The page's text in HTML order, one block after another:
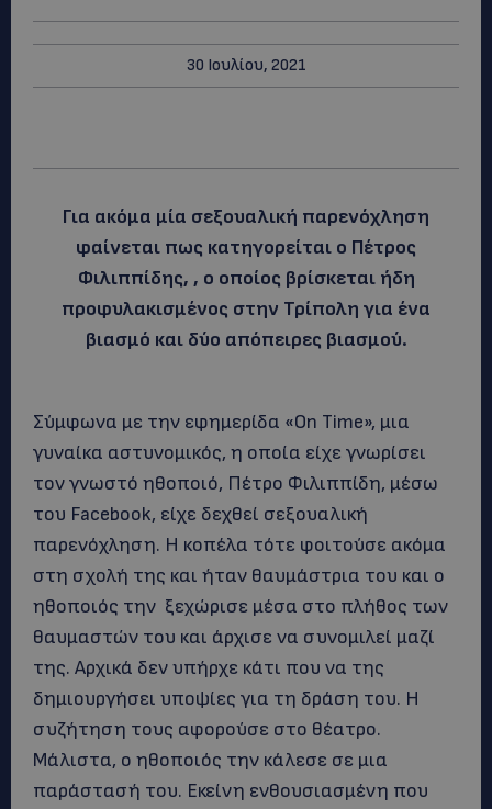
30 Ιουλίου, 2021
Για ακόμα μία σεξουαλική παρενόχληση
φαίνεται πως κατηγορείται ο Πέτρος
Φιλιππίδης, , ο οποίος βρίσκεται ήδη
προφυλακισμένος στην Τρίπολη για ένα
βιασμό και δύο απόπειρες βιασμού.
Σύμφωνα με την εφημερίδα «On Time», μια
γυναίκα αστυνομικός, η οποία είχε γνωρίσει
τον γνωστό ηθοποιό, Πέτρο Φιλιππίδη, μέσω
του Facebook, είχε δεχθεί σεξουαλική
παρενόχληση. Η κοπέλα τότε φοιτούσε ακόμα
στη σχολή της και ήταν θαυμάστρια του και ο
ηθοποιός την ξεχώρισε μέσα στο πλήθος των
θαυμαστών του και άρχισε να συνομιλεί μαζί
της. Αρχικά δεν υπήρχε κάτι που να της
δημιουργήσει υποψίες για τη δράση του. Η
συζήτηση τους αφορούσε στο θέατρο.
Μάλιστα, ο ηθοποιός την κάλεσε σε μια
παράστασή του. Εκείνη ενθουσιασμένη που